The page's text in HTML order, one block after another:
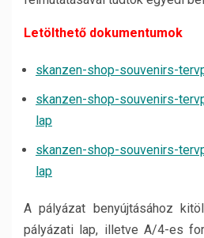
Letölthető dokumentumok
skanzen-shop-souvenirs-
skanzen-shop-souvenirs-
lap
skanzen-shop-souvenirs-
lap
A pályázat benyújtásához
pályázati lap, illetve A/4-es